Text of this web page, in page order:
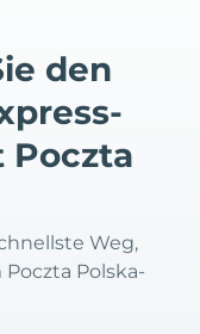
den
Poczta
Weg,
Polska-